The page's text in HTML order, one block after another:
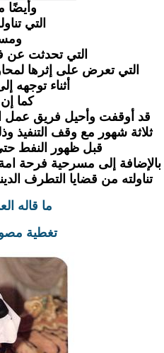
وأيضًا
التي
التي تحدثت عن
التي تعرض على إثرها
أثناء توجهه
كما
قد أوقفت وأحيل فريق عمل
ثلاثة شهور مع وقف التنفيذ
قبل ظهور النفط
بالإضافة إلى مسرحية فرحة امة
تناولته من قضايا التطرف
ما قاله
تغطية